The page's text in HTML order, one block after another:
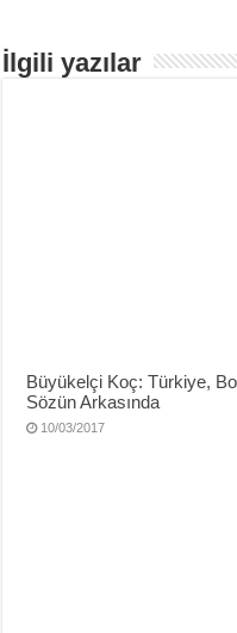
İlgili yazılar
Büyükelçi Koç: Türkiye,
Sözün Arkasında
10/03/2017